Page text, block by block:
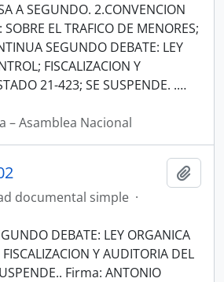
A SEGUNDO. 2.CONVENCION
EL TRAFICO DE MENORES;
SEGUNDO DEBATE: LEY
FISCALIZACION Y
21-423; SE SUSPENDE. .…
– Asamblea Nacional
documental simple ·
DEBATE: LEY ORGANICA
Y AUDITORIA DEL
Firma: ANTONIO